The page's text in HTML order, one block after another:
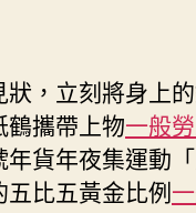
狀，立刻將身上
攜帶上物一般
貨年夜集運動
比五黃金比例